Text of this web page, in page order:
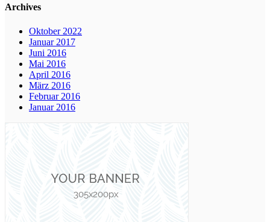
Archives
Oktober 2022
Januar 2017
Juni 2016
Mai 2016
April 2016
März 2016
Februar 2016
Januar 2016